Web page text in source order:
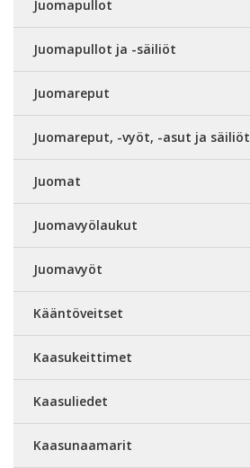
Juomapullot
Juomapullot ja -säiliöt
Juomareput
Juomareput, -vyöt, -asut ja säiliöt
Juomat
Juomavyölaukut
Juomavyöt
Kääntöveitset
Kaasukeittimet
Kaasuliedet
Kaasunaamarit